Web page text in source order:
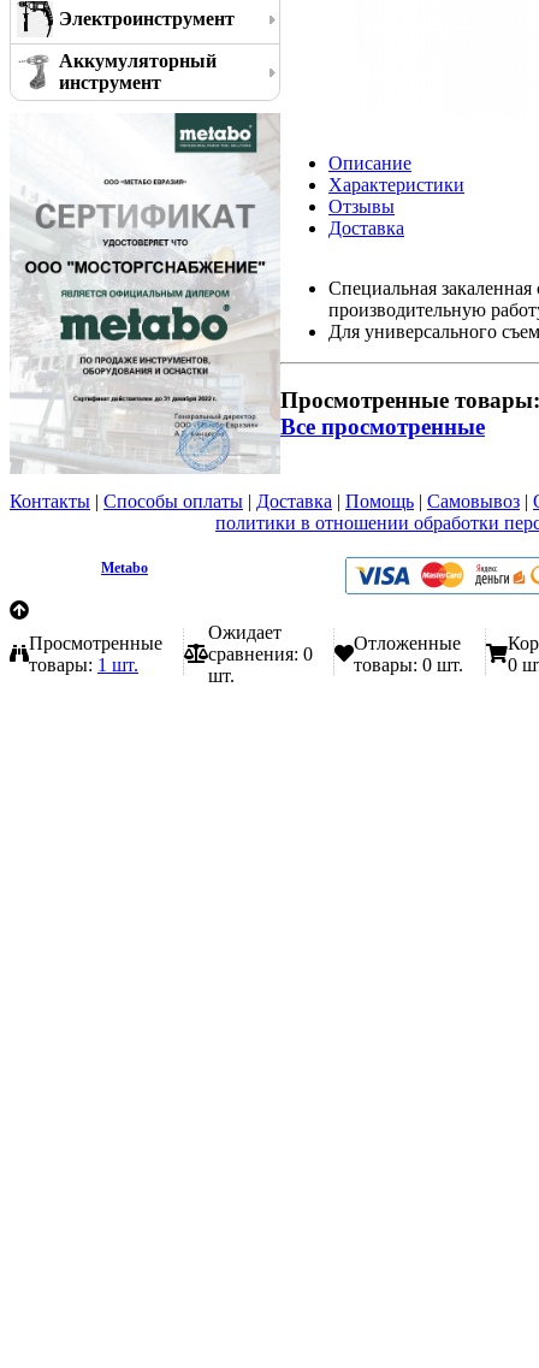
Электроинструмент
Аккумуляторный
инструмент
Описание
Характеристики
Отзывы
Доставка
Специальная
производительную
Для универсального
Просмотренные товары:
Все просмотренные
Контакты | Способы оплаты | Доставка | Помощь | Самовывоз |
политики в отношении обработки
Metabo
Просмотренные
товары: 1 шт.
Ожидает
сравнения: 0
шт.
Отложенные
товары: 0 шт.
0